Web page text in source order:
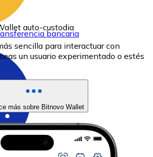
bancaria
auto-custodia
sencilla para interactuar con
un usuario experimentado o estés
más sobre Bitnovo Wallet